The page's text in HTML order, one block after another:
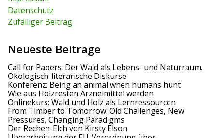
:Datenschutz
Zufälliger Beitrag
Neueste Beiträge
Call for Papers: Der Wald als Lebens- und Naturraum.
Ökologisch-literarische Diskurse
Konferenz: Being an animal when humans hunt
Wie aus Holzresten Arzneimittel werden
Onlinekurs: Wald und Holz als Lernressourcen
From Timber to Tomorrow: Old Challenges, New
Pressures, Changing Paradigms
Der Rechen-Elch von Kirsty Elson